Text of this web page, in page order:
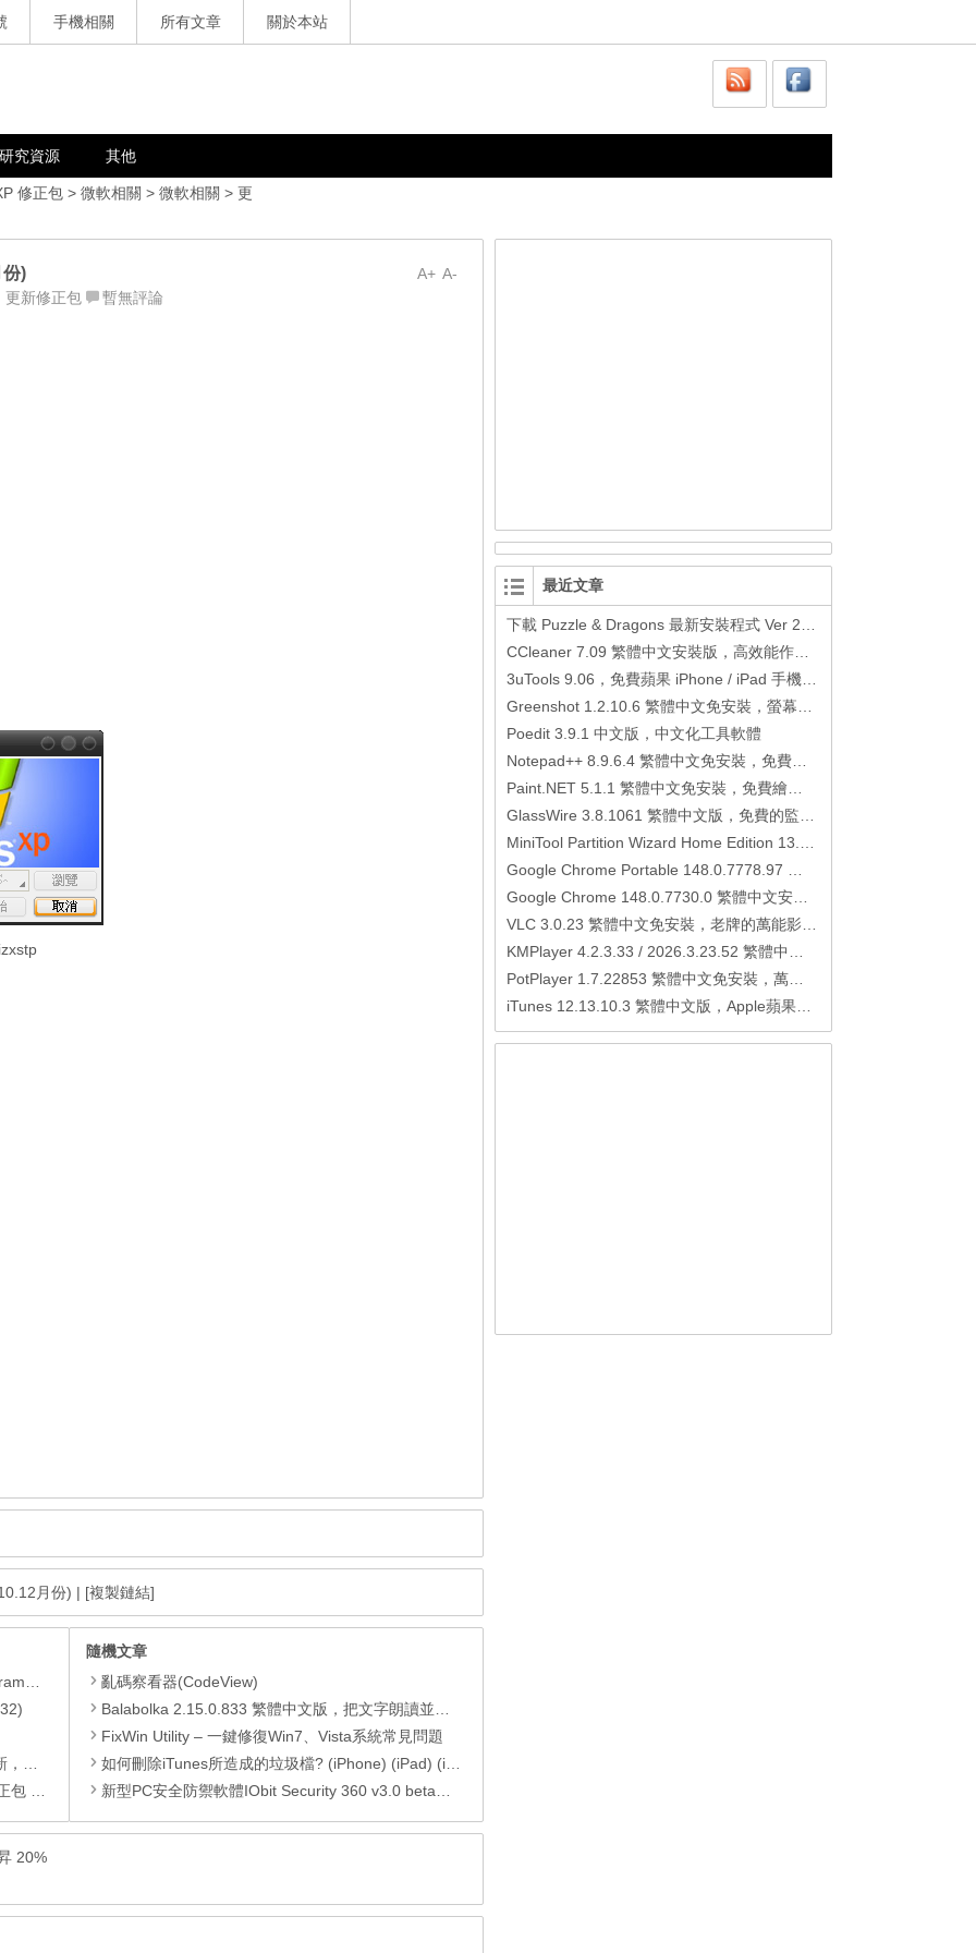
手機相關 所有文章 關於本站
研究資源 其他
修正包 > 微軟相關 > 微軟相關 > 更
A-
A+
)
更新修正包 暫無評論
月份) | [複製鏈結]
JRE
漏洞
份)
隨機文章
亂碼察看器(CodeView)
Balabolka 2.15.0.833 繁體中文版，把文字朗讀並可另存為MP3
FixWin Utility – 一鍵修復Win7、Vista系統常見問題
如何刪除iTunes所造成的垃圾檔? (iPhone) (iPad) (iOS)
新型PC安全防禦軟體IObit Security 360 v3.0 beta繁中免費版
20%
最近文章
Poedit 3.9.1 中文版，中文化工具軟體